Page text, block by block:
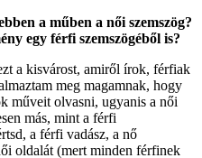
a műben a női szemszög?
egy férfi szemszögéből is?
a kisvárost, amiről írok, férfiak
meg magamnak, hogy
műveit olvasni, ugyanis a női
más, mint a férfi
a férfi vadász, a nő
oldalát (mert minden férfinek